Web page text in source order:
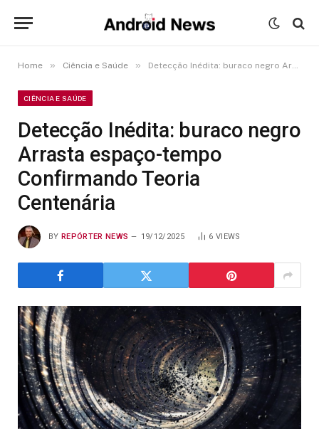
Home » Ciência e Saúde » Detecção Inédita: buraco negro Arrasta espaço-tempo Confirmando Teoria Centenária
CIÊNCIA E SAÚDE
Detecção Inédita: buraco negro
Arrasta espaço-tempo
Confirmando Teoria
Centenária
BY REPÓRTER NEWS 19/12/2025 6 VIEWS